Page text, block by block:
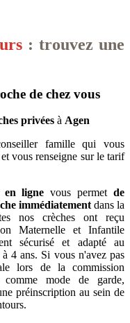
: trouvez une
de chez vous
privées à Agen
famille qui vous
vous renseigne sur le tarif
en ligne vous permet de
immédiatement dans la
nos crèches ont reçu
Maternelle et Infantile
sécurisé et adapté au
4 ans. Si vous n'avez pas
lors de la commission
mode de garde,
préinscription au sein de